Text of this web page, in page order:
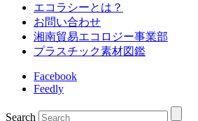
エコラシーとは？
お問い合わせ
湘南貿易エコロジー事業部
プラスチック素材図鑑
Facebook
Feedly
Search